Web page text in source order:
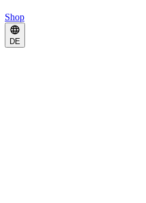
Shop
DE